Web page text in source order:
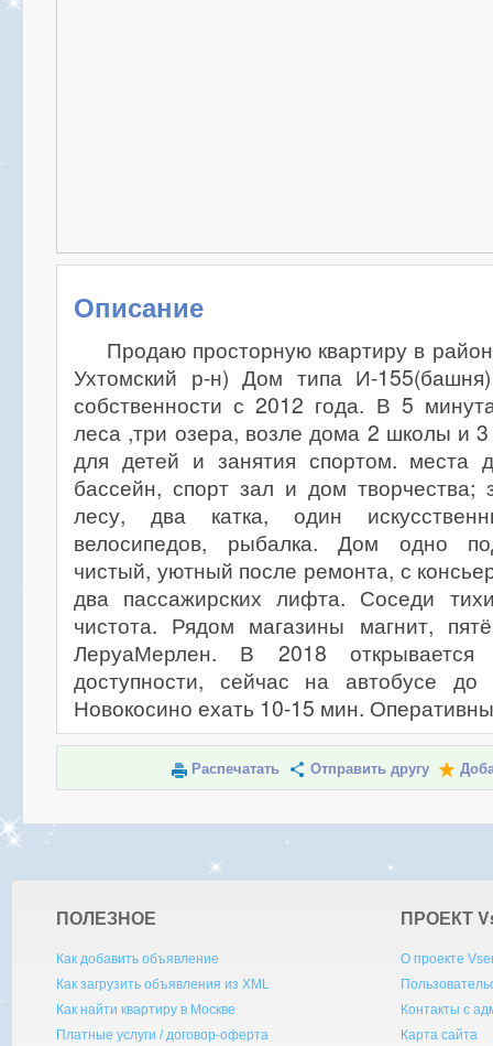
Описание
Продаю просторную квартиру в
Ухтомский р-н) Дом типа И-
собственности с 2012 года. В 5
леса ,три озера, возле дома 2 школы и
для детей и занятия спортом. места
бассейн, спорт зал и дом
лесу, два катка, один
велосипедов, рыбалка. Дом одно
чистый, уютный после ремонта, с
два пассажирских лифта. Соседи
чистота. Рядом магазины магнит,
ЛеруаМерлен. В 2018
доступности, сейчас на автобусе
Новокосино ехать 10-15 мин.
Распечатать Отправить другу
ПОЛЕЗНОЕ
Как добавить объявление
Как загрузить объявления из XML
Как найти квартиру в Москве
Платные услуги / договор-оферта
ПРОЕКТ V
О проекте
Контакты с
Карта сайта